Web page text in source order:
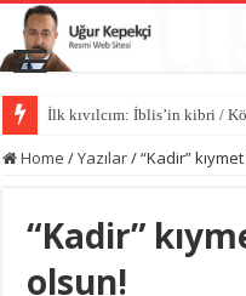
Kötülüğün anatomisi /
Home /Yazılar/“Kadir”
“Kadir”
olsun!